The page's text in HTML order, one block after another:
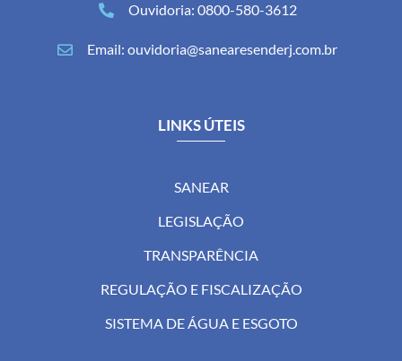
Ouvidoria: 0800-580-3612
Email: ouvidoria@sanearesenderj.com.br
LINKS ÚTEIS
SANEAR
LEGISLAÇÃO
TRANSPARÊNCIA
REGULAÇÃO E FISCALIZAÇÃO
SISTEMA DE ÁGUA E ESGOTO